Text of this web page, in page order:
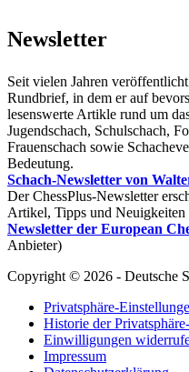
Newsletter
Seit vielen Jahren
Rundbrief, in dem er auf
lesenswerte Artikle rund um
Jugendschach, Schulschach,
Frauenschach sowie
Bedeutung.
Schach-Newsletter von
Der ChessPlus-Newsletter
Artikel, Tipps und
Newsletter der European
Anbieter)
Copyright © 2026 - Deutsche
Privatsphäre-
Historie der
Einwilligungen
Impressum